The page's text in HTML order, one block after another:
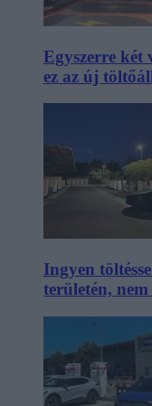
Egyszerre
ez az új
Ingyen
területén,